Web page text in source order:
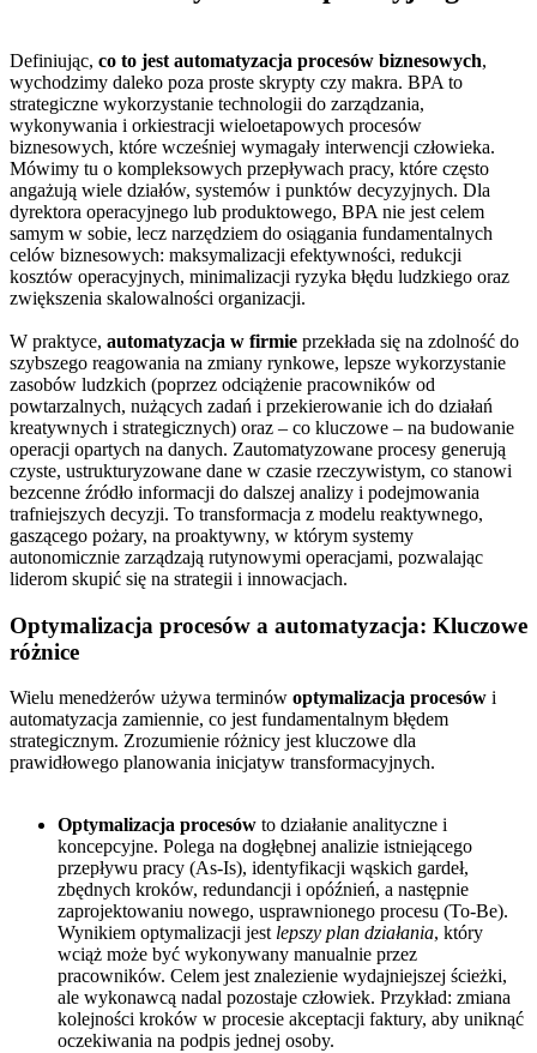
Definiując, co to jest automatyzacja procesów biznesowych,
wychodzimy daleko poza proste skrypty czy makra. BPA to
strategiczne wykorzystanie technologii do zarządzania,
wykonywania i orkiestracji wieloetapowych procesów
biznesowych, które wcześniej wymagały interwencji człowieka.
Mówimy tu o kompleksowych przepływach pracy, które często
angażują wiele działów, systemów i punktów decyzyjnych. Dla
dyrektora operacyjnego lub produktowego, BPA nie jest celem
samym w sobie, lecz narzędziem do osiągania fundamentalnych
celów biznesowych: maksymalizacji efektywności, redukcji
kosztów operacyjnych, minimalizacji ryzyka błędu ludzkiego oraz
zwiększenia skalowalności organizacji.
W praktyce, automatyzacja w firmie przekłada się na zdolność do
szybszego reagowania na zmiany rynkowe, lepsze wykorzystanie
zasobów ludzkich (poprzez odciążenie pracowników od
powtarzalnych, nużących zadań i przekierowanie ich do działań
kreatywnych i strategicznych) oraz – co kluczowe – na budowanie
operacji opartych na danych. Zautomatyzowane procesy generują
czyste, ustrukturyzowane dane w czasie rzeczywistym, co stanowi
bezcenne źródło informacji do dalszej analizy i podejmowania
trafniejszych decyzji. To transformacja z modelu reaktywnego,
gaszącego pożary, na proaktywny, w którym systemy
autonomicznie zarządzają rutynowymi operacjami, pozwalając
liderom skupić się na strategii i innowacjach.
Optymalizacja procesów a automatyzacja: Kluczowe
różnice
Wielu menedżerów używa terminów optymalizacja procesów i
automatyzacja zamiennie, co jest fundamentalnym błędem
strategicznym. Zrozumienie różnicy jest kluczowe dla
prawidłowego planowania inicjatyw transformacyjnych.
Optymalizacja procesów to działanie analityczne i
koncepcyjne. Polega na dogłębnej analizie istniejącego
przepływu pracy (As-Is), identyfikacji wąskich gardeł,
zbędnych kroków, redundancji i opóźnień, a następnie
zaprojektowaniu nowego, usprawnionego procesu (To-Be).
Wynikiem optymalizacji jest lepszy plan działania, który
wciąż może być wykonywany manualnie przez
pracowników. Celem jest znalezienie wydajniejszej ścieżki,
ale wykonawcą nadal pozostaje człowiek. Przykład: zmiana
kolejności kroków w procesie akceptacji faktury, aby uniknąć
oczekiwania na podpis jednej osoby.